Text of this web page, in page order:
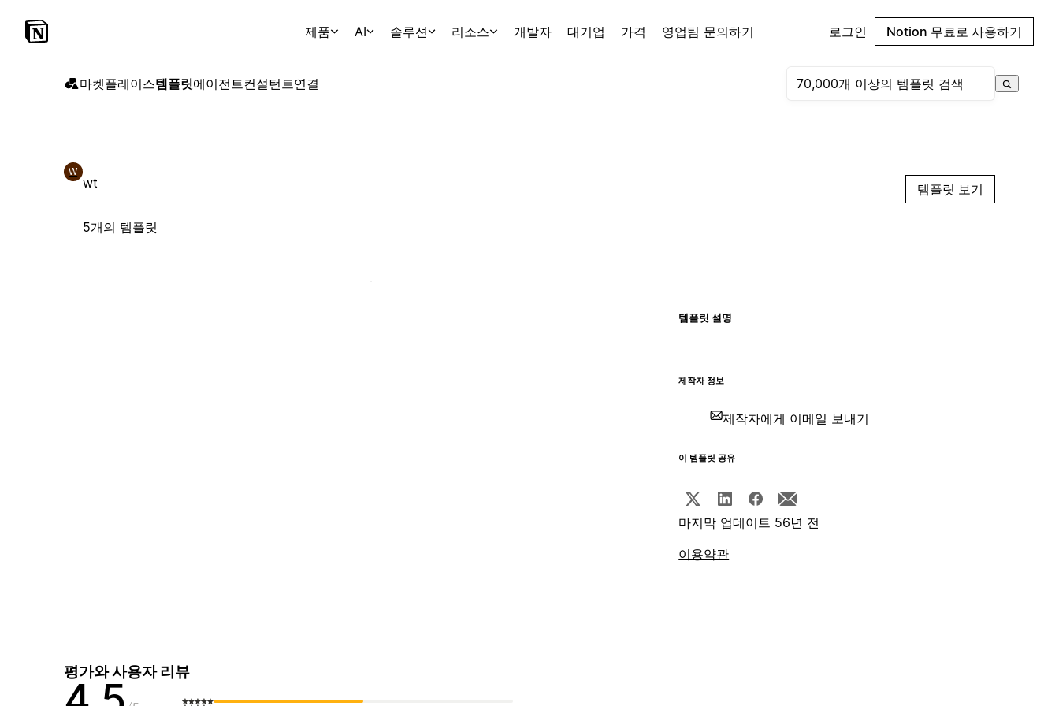
제품 AI 솔루션 리소스 개발자 대기업 가격 영업팀 문의하기 로그인 Notion 무료로 사용하기
마켓플레이스템플릿에이전트컨설턴트연결
W
wt
5개의 템플릿
템플릿 보기
템플릿 설명
제작자 정보
제작자에게 이메일 보내기
이 템플릿 공유
마지막 업데이트 56년 전
이용약관
평가와 사용자 리뷰